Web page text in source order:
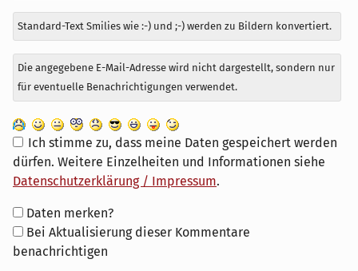
Standard-Text Smilies wie :-) und ;-) werden zu Bildern konvertiert.
Die angegebene E-Mail-Adresse wird nicht dargestellt, sondern nur
für eventuelle Benachrichtigungen verwendet.
Ich stimme zu, dass meine Daten gespeichert werden
dürfen. Weitere Einzelheiten und Informationen siehe
Datenschutzerklärung / Impressum.
Formular-
Optionen
Daten merken?
Bei Aktualisierung dieser Kommentare
benachrichtigen